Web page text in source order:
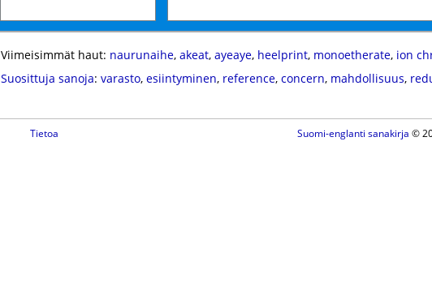
Viimeisimmät haut: naurunaihe, akeat, ayeaye, heelprint, monoetherate, ion
Suosittuja sanoja: varasto, esiintyminen, reference, concern, mahdollisuus,
Tietoa Suomi-englanti sanakirja ©